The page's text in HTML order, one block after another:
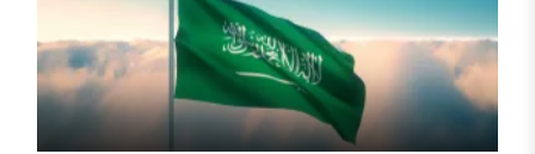
المملكة العربية السعودية ، فلسلفة النشأة ، تنظيراً وتطبيقا.